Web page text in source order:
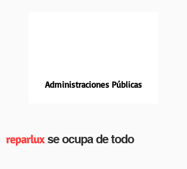
Administraciones Públicas
reparluxse ocupa de todo